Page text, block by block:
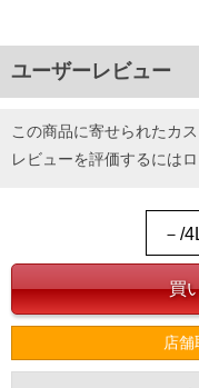
ユーザーレビュー
この商品に寄せられたカ
レビューを評価するには
店